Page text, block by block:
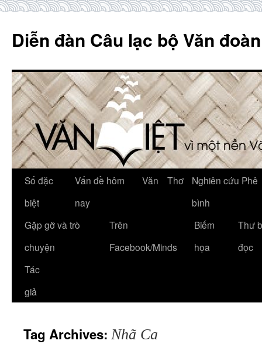
content
Diễn đàn Câu lạc bộ Văn
Số đặc
biệt
Vấn đề hôm
nay
Văn Thơ
Nghiên cứu Phê
bình
Gặp gỡ và trò
chuyện
Trên
Facebook/Minds
Biếm
họa
Thư
đọc
Tác
giả
Tag Archives: Nhã Ca